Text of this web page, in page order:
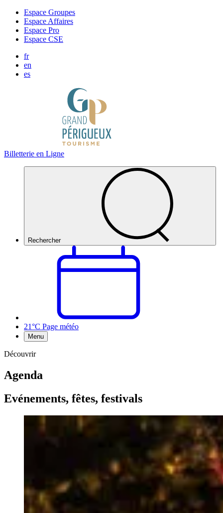
Espace Groupes
Espace Affaires
Espace Pro
Espace CSE
fr
en
es
Billetterie en Ligne
Rechercher
21°C Page météo
Menu
Découvrir
Agenda
Evénements, fêtes, festivals